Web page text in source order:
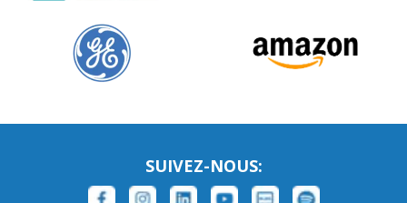
SUIVEZ-NOUS: